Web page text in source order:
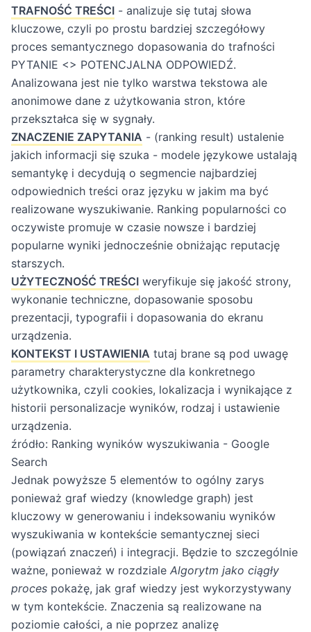
TRAFNOŚĆ TREŚCI - analizuje się tutaj słowa
kluczowe, czyli po prostu bardziej szczegółowy
proces semantycznego dopasowania do trafności
PYTANIE <> POTENCJALNA ODPOWIEDŹ.
Analizowana jest nie tylko warstwa tekstowa ale
anonimowe dane z użytkowania stron, które
przekształca się w sygnały.
ZNACZENIE ZAPYTANIA - (ranking result) ustalenie
jakich informacji się szuka - modele językowe ustalają
semantykę i decydują o segmencie najbardziej
odpowiednich treści oraz języku w jakim ma być
realizowane wyszukiwanie. Ranking popularności co
oczywiste promuje w czasie nowsze i bardziej
popularne wyniki jednocześnie obniżając reputację
starszych.
UŻYTECZNOŚĆ TREŚCI weryfikuje się jakość strony,
wykonanie techniczne, dopasowanie sposobu
prezentacji, typografii i dopasowania do ekranu
urządzenia.
KONTEKST I USTAWIENIA tutaj brane są pod uwagę
parametry charakterystyczne dla konkretnego
użytkownika, czyli cookies, lokalizacja i wynikające z
historii personalizacje wyników, rodzaj i ustawienie
urządzenia.
źródło: Ranking wyników wyszukiwania - Google
Search
Jednak powyższe 5 elementów to ogólny zarys
ponieważ graf wiedzy (knowledge graph) jest
kluczowy w generowaniu i indeksowaniu wyników
wyszukiwania w kontekście semantycznej sieci
(powiązań znaczeń) i integracji. Będzie to szczególnie
ważne, ponieważ w rozdziale Algorytm jako ciągły
proces pokażę, jak graf wiedzy jest wykorzystywany
w tym kontekście. Znaczenia są realizowane na
poziomie całości, a nie poprzez analizę